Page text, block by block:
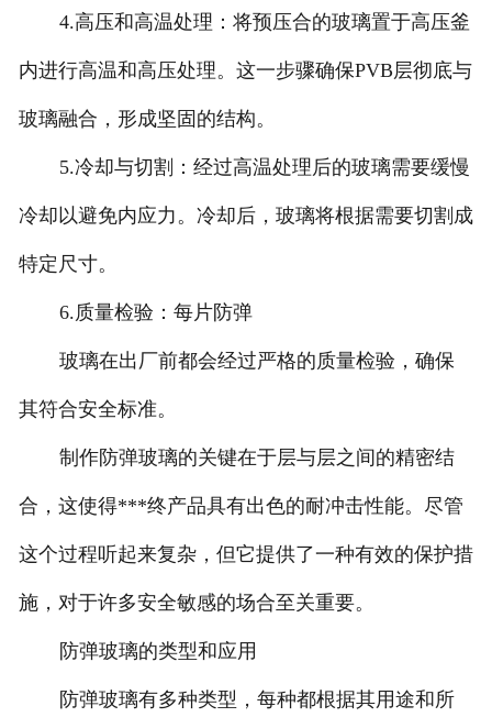
4.高压和高温处理：将预压合的玻璃置于高压釜
内进行高温和高压处理。这一步骤确保PVB层彻底与
玻璃融合，形成坚固的结构。
5.冷却与切割：经过高温处理后的玻璃需要缓慢
冷却以避免内应力。冷却后，玻璃将根据需要切割成
特定尺寸。
6.质量检验：每片防弹
玻璃在出厂前都会经过严格的质量检验，确保
其符合安全标准。
制作防弹玻璃的关键在于层与层之间的精密结
合，这使得***终产品具有出色的耐冲击性能。尽管
这个过程听起来复杂，但它提供了一种有效的保护措
施，对于许多安全敏感的场合至关重要。
防弹玻璃的类型和应用
防弹玻璃有多种类型，每种都根据其用途和所